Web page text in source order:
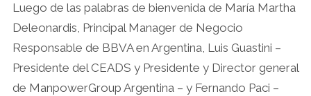
Luego de las palabras de bienvenida de María Martha
Deleonardis, Principal Manager de Negocio
Responsable de BBVA en Argentina, Luis Guastini –
Presidente del CEADS y Presidente y Director general
de ManpowerGroup Argentina – y Fernando Paci –